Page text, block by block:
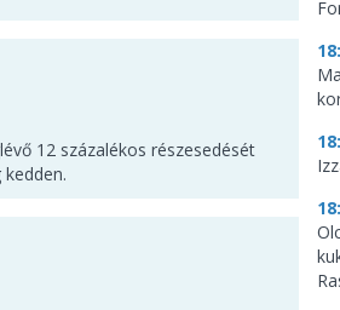
12 százalékos részesedését